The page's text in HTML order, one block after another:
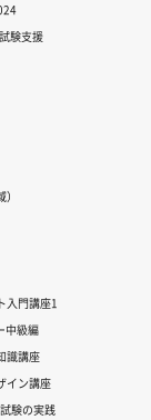
験支援
入門講座1
中級編
識講座
イン講座
験の実践